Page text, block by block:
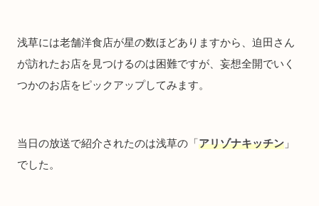
浅草には老舗洋食店が星の数ほどありますから、迫田さん
が訪れたお店を見つけるのは困難ですが、妄想全開でいく
つかのお店をピックアップしてみます。
当日の放送で紹介されたのは浅草の「アリゾナキッチン 」
でした。